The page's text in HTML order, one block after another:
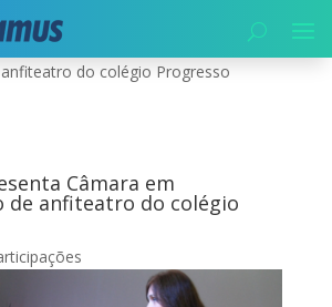
|Juliana representa Câmara em
do colégio Progresso
Câmara em
de anfiteatro do colégio